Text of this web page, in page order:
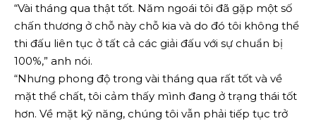
“Vài tháng qua thật tốt. Năm ngoái tôi đã gặp một số
chấn thương ở chỗ này chỗ kia và do đó tôi không thể
thi đấu liên tục ở tất cả các giải đấu với sự chuẩn bị
100%,” anh nói.
“Nhưng phong độ trong vài tháng qua rất tốt và về
mặt thể chất, tôi cảm thấy mình đang ở trạng thái tốt
hơn. Về mặt kỹ năng, chúng tôi vẫn phải tiếp tục trở